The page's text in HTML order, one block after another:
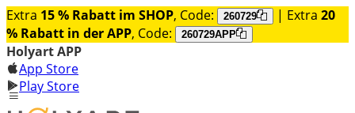
Extra 15 % Rabatt im SHOP, Code: 260729 | Extra 20
% Rabatt in der APP, Code: 260729APP
Holyart APP
App Store
Play Store